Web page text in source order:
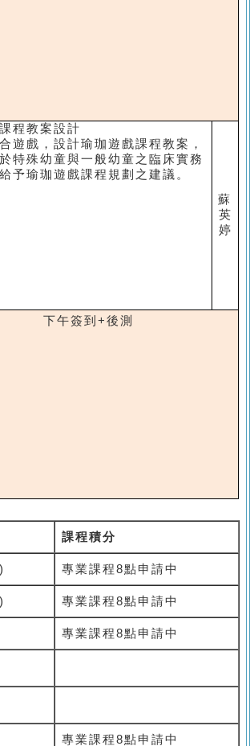
程教案設計
遊戲，設計瑜珈遊戲課程教案，
特殊幼童與一般幼童之臨床實務
予瑜珈遊戲課程規劃之建議。
蘇
英
婷
下午簽到 +後測
課程積分
) 專業課程8點申請中
) 專業課程8點申請中
專業課程8點申請中
專業課程8點申請中